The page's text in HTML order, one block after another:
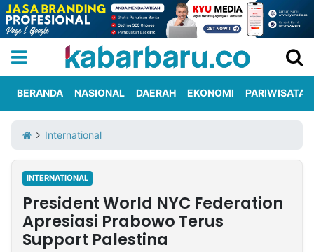
Iklan
Berita
Kami
Nasional
International
Olahraga
Entertainment
Daerah
Pariwisata
Kuliner
Kolom
BERANDA NASIONAL DAERAH EKONOMI PARIWISATA
International
INTERNATIONAL
President World NYC Federation
Apresiasi Prabowo Terus
Support Palestina